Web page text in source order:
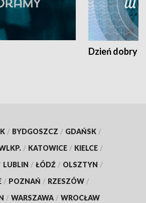
Dzień dobry
/ BYDGOSZCZ / GDAŃSK /
/ KATOWICE / KIELCE /
LUBLIN / ŁÓDŹ / OLSZTYN /
/ POZNAŃ / RZESZÓW /
/ WARSZAWA / WROCŁAW